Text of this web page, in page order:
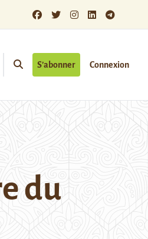
S’abonner Connexion
du